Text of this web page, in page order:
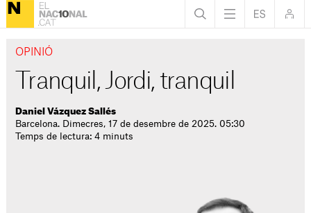
OPINIÓ
Tranquil, Jordi, tranquil
Daniel Vázquez Sallés
Barcelona. Dimecres, 17 de desembre de 2025. 05:30
Temps de lectura: 4 minuts